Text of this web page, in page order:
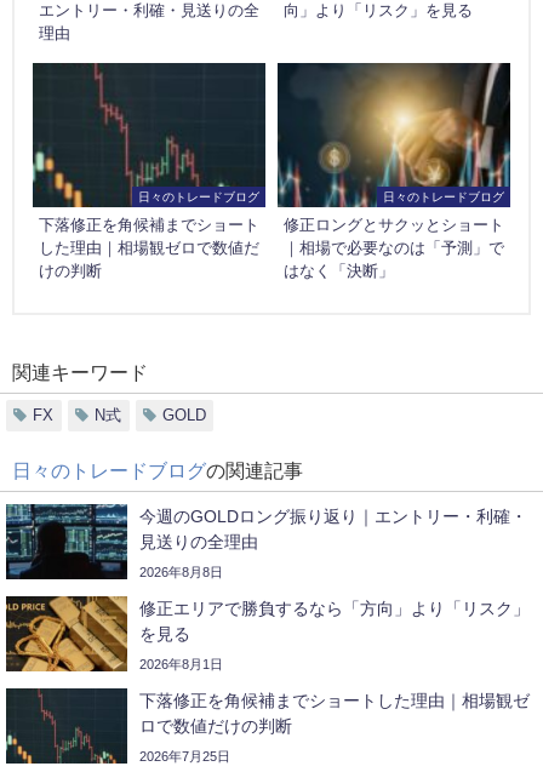
エントリー・利確・見送りの全
理由
向」より「リスク」を見る
日々のトレードブログ
下落修正を角候補までショート
した理由｜相場観ゼロで数値だ
けの判断
日々のトレードブログ
修正ロングとサクッとショート
｜相場で必要なのは「予測」で
はなく「決断」
関連キーワード
FX N式 GOLD
日々のトレードブログの関連記事
今週のGOLDロング振り返り｜エントリー・利確・
見送りの全理由
2026年8月8日
修正エリアで勝負するなら「方向」より「リスク」
を見る
2026年8月1日
下落修正を角候補までショートした理由｜相場観ゼ
ロで数値だけの判断
2026年7月25日